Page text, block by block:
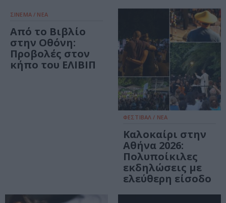
ΣΙΝΕΜΑ / ΝΕΑ
Από το Βιβλίο
στην Οθόνη:
Προβολές στον
κήπο του ΕΛΙΒΙΠ
ΦΕΣΤΙΒΑΛ / ΝΕΑ
Καλοκαίρι στην
Αθήνα 2026:
Πολυποίκιλες
εκδηλώσεις με
ελεύθερη είσοδο